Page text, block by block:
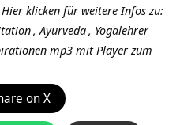
Hier klicken für weitere Infos zu:
,Ayurveda, Yogalehrer
mp3 mit Player zum
on X